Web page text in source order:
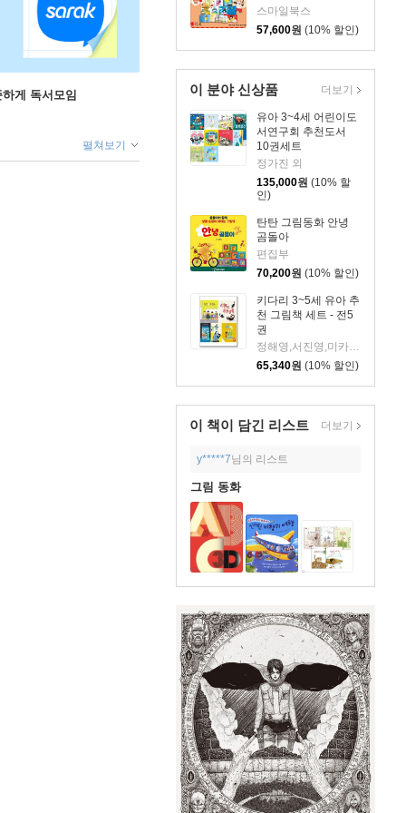
스마일북스
57,600원 (10% 할인)
이 분야 신상품
유아 3~4세 어린이도
서연구회 추천도서
10권세트
정가진 외
135,000원 (10% 할
인)
탄탄 그림동화 안녕
곰돌아
편집부
70,200원 (10% 할인)
키다리 3~5세 유아 추
천 그림책 세트 - 전5
권
정해영,서진영,미카엘라 치리프,아니타 레만,존 케인
65,340원 (10% 할인)
더보기
이 책이 담긴 리스트 더보기
y*****7님의 리스트
그림 동화
게 독서모임
펼쳐보기